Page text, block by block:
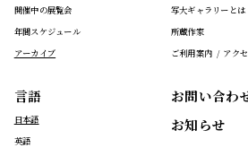
開催中の展覧会
年間スケジュール
アーカイブ
言語
日本語
英語
写大ギャラリーとは
所蔵作家
ご利用案内 / アク
お問い合わ
お知らせ